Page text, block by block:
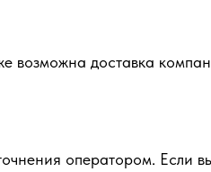
возможна доставка
оператором. Если